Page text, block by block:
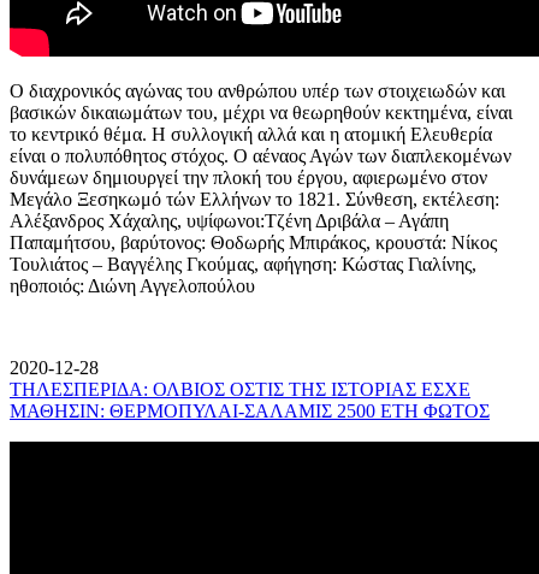
Ο διαχρονικός αγώνας του ανθρώπου υπέρ των στοιχειωδών και
βασικών δικαιωμάτων του, μέχρι να θεωρηθούν κεκτημένα, είναι
το κεντρικό θέμα. Η συλλογική αλλά και η ατομική Ελευθερία
είναι ο πολυπόθητος στόχος. Ο αέναος Αγών των διαπλεκομένων
δυνάμεων δημιουργεί την πλοκή του έργου, αφιερωμένο στον
Μεγάλο Ξεσηκωμό τών Ελλήνων το 1821. Σύνθεση, εκτέλεση:
Αλέξανδρος Χάχαλης, υψίφωνοι:Τζένη Δριβάλα – Αγάπη
Παπαμήτσου, βαρύτονος: Θοδωρής Μπιράκος, κρουστά: Νίκος
Τουλιάτος – Βαγγέλης Γκούμας, αφήγηση: Κώστας Γιαλίνης,
ηθοποιός: Διώνη Αγγελοπούλου
2020-12-28
ΤΗΛΕΣΠΕΡΙΔΑ: ΟΛΒΙΟΣ ΟΣΤΙΣ ΤΗΣ ΙΣΤΟΡΙΑΣ ΕΣΧΕ
ΜΑΘΗΣΙΝ: ΘΕΡΜΟΠΥΛΑΙ-ΣΑΛΑΜΙΣ 2500 ΕΤΗ ΦΩΤΟΣ